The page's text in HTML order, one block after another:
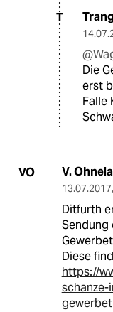
T
Die
erst
Falle
VO V.
13.07.2017,
Ditfurth
Sendung
Diese
https://